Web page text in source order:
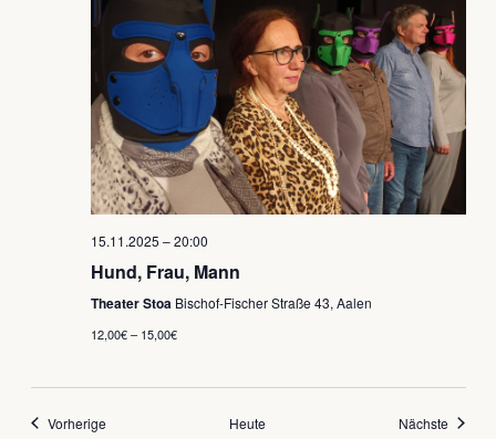
15.11.2025 – 20:00
Hund, Frau, Mann
Theater Stoa Bischof-Fischer Straße 43, Aalen
12,00€ – 15,00€
VorherigeVeranstaltungen Heute Nächste